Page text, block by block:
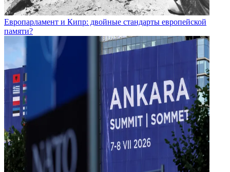
Европарламент и Кипр: двойные стандарты европейской
памяти?